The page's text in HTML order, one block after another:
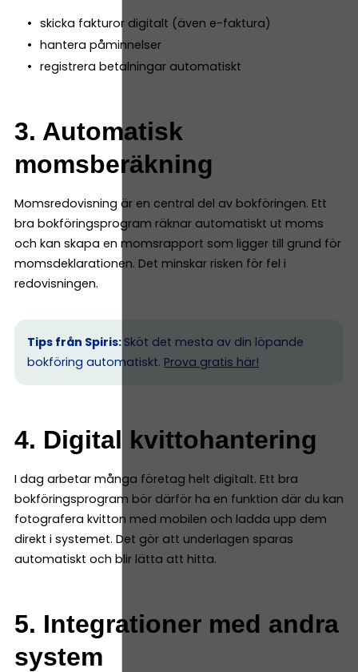
skicka fakturor digitalt (även e-faktura)
hantera påminnelser
registrera betalningar automatiskt
3. Automatisk
momsberäkning
Momsredovisning är en central del av bokföringen. Ett
bra bokföringsprogram räknar automatiskt ut moms
och kan skapa en momsrapport som ligger till grund för
momsdeklarationen. Det minskar risken för fel i
redovisningen.
Tips från Spiris: Sköt det mesta av din löpande
bokföring automatiskt. Prova gratis här!
4. Digital kvittohantering
I dag arbetar många företag helt digitalt. Ett bra
bokföringsprogram bör därför ha en funktion där du kan
fotografera kvitton med mobilen och ladda upp dem
direkt i systemet. Det gör att underlagen sparas
automatiskt och blir lätta att hitta.
5. Integrationer med andra
system